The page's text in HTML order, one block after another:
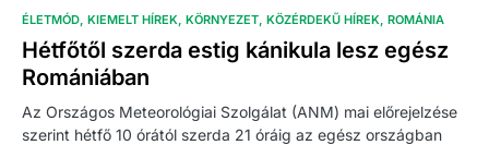
ÉLETMÓD KIEMELT HÍREK KÖRNYEZET KÖZÉRDEKŰ HÍREK ROMÁNIA
Hétfőtől szerda estig kánikula lesz egész
Romániában
Az Országos Meteorológiai Szolgálat (ANM) mai előrejelzése
szerint hétfő 10 órától szerda 21 óráig az egész országban